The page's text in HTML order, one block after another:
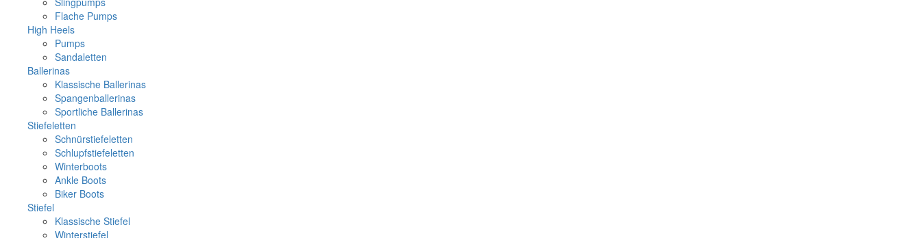
Flache Pumps
High Heels
Pumps
Sandaletten
Ballerinas
Klassische Ballerinas
Spangenballerinas
Sportliche Ballerinas
Stiefeletten
Schnürstiefeletten
Schlupfstiefeletten
Winterboots
Ankle Boots
Biker Boots
Stiefel
Klassische Stiefel
Winterstiefel